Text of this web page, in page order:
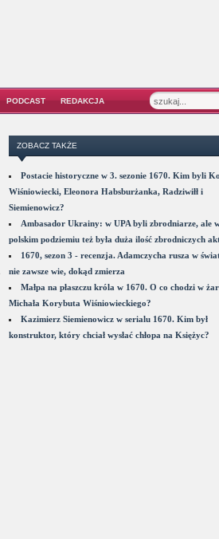
PODCAST REDAKCJA
ZOBACZ TAKŻE
Postacie historyczne w 3. sezonie 1670. Kim byli
Wiśniowiecki, Eleonora Habsburżanka, Radziwiłł i
Siemienowicz?
Ambasador Ukrainy: w UPA byli zbrodniarze, ale
polskim podziemiu też była duża ilość zbrodniczych
1670, sezon 3 - recenzja. Adamczycha rusza w
nie zawsze wie, dokąd zmierza
Małpa na płaszczu króla w 1670. O co chodzi w
Michała Korybuta Wiśniowieckiego?
Kazimierz Siemienowicz w serialu 1670. Kim był
konstruktor, który chciał wysłać chłopa na Księżyc?